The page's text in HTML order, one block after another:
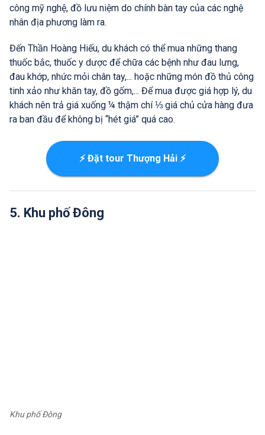
công mỹ nghệ, đồ lưu niệm do chính bàn tay của các nghệ
nhân địa phương làm ra.
Đến Thần Hoàng Hiếu, du khách có thể mua những thang
thuốc bắc, thuốc y dược để chữa các bệnh như đau lưng,
đau khớp, nhức mỏi chân tay,... hoặc những món đồ thủ công
tinh xảo như khăn tay, đồ gốm,... Để mua được giá hợp lý, du
khách nên trả giá xuống ¼ thậm chí ⅓ giá chủ cửa hàng đưa
ra ban đầu để không bị “hét giá” quá cao.
⚡ Đặt tour Thượng Hải ⚡
5. Khu phố Đông
Khu phố Đông